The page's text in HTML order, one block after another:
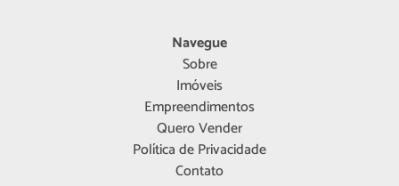
Navegue
Sobre
Imóveis
Empreendimentos
Quero Vender
Política de Privacidade
Contato